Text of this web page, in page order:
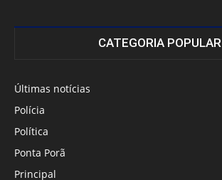
CATEGORIA POPULAR
Últimas notícias
Polícia
Política
Ponta Porã
Principal